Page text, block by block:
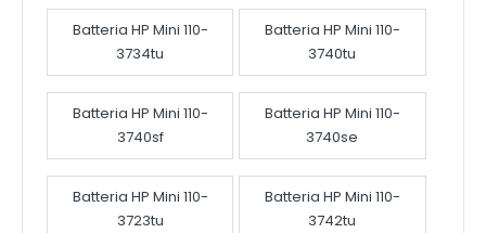
Batteria HP Mini 110-
3734tu
Batteria HP Mini 110-
3740tu
Batteria HP Mini 110-
3740sf
Batteria HP Mini 110-
3740se
Batteria HP Mini 110-
3723tu
Batteria HP Mini 110-
3742tu